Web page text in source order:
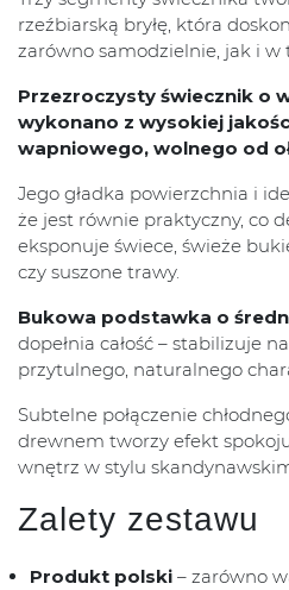
rzeźbiarską bryłę, która
zarówno samodzielnie, jak i w
Przezroczysty świecznik o
wykonano z wysokiej
wapniowego, wolnego od
Jego gładka powierzchnia i
że jest równie praktyczny, co
eksponuje świece, świeże
czy suszone trawy.
Bukowa podstawka o
dopełnia całość – stabilizuje
przytulnego, naturalnego
Subtelne połączenie
drewnem tworzy efekt
wnętrz w stylu
Zalety zestawu
Produkt polski – zarówno